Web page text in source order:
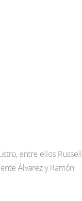
entre ellos Russell
Álvarez y Ramón